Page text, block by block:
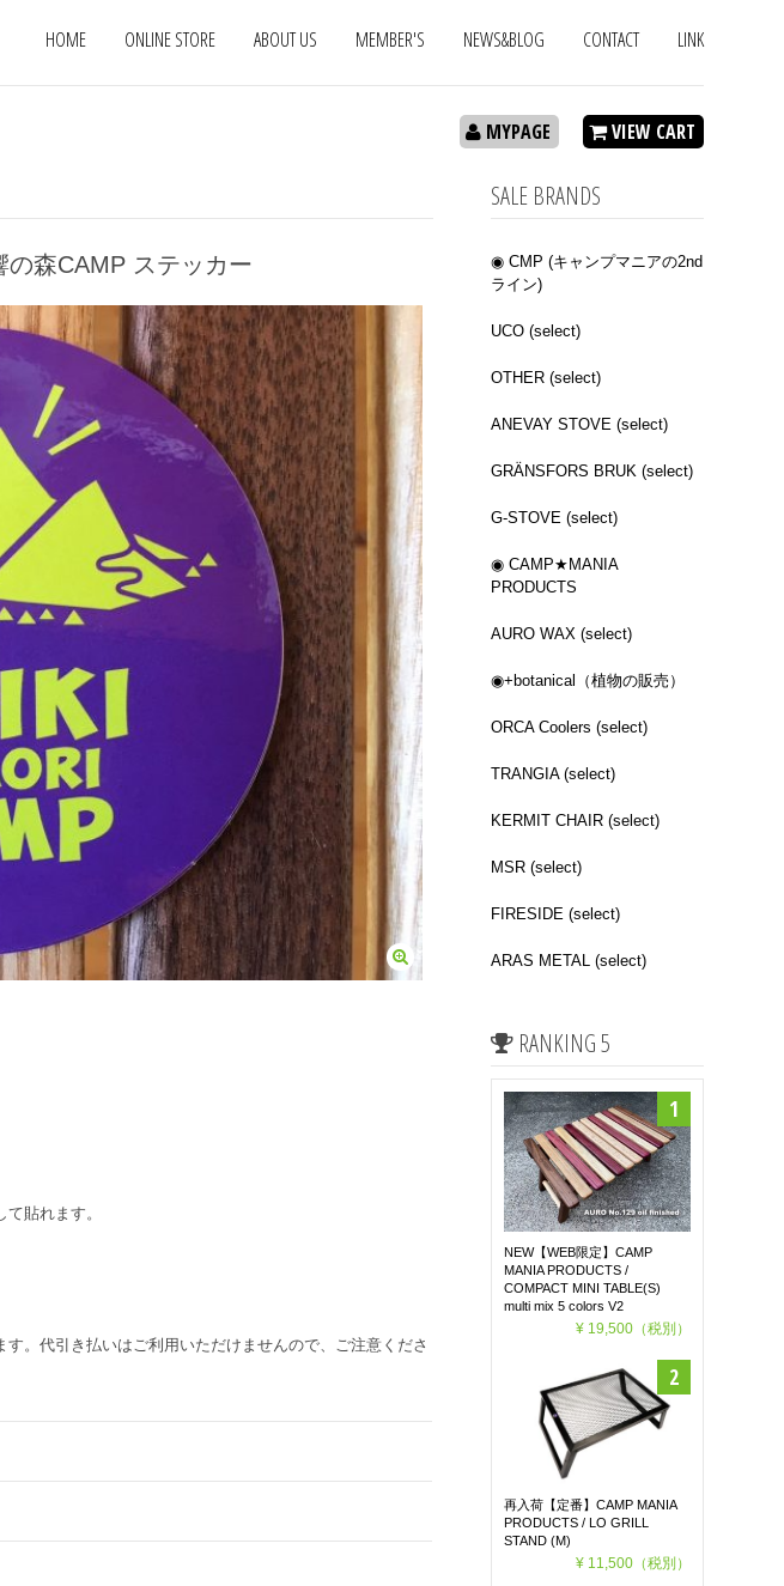
HOME ONLINE STORE ABOUT US MEMBER'S NEWS&BLOG CONTACT LINK
VIEW CART
MYPAGE
の森CAMP ステッカー
貼れます。
。代引き払いはご利用いただけませんので、ご注意くださ
SALE BRANDS
◉ CMP (キャンプマニアの2nd
ライン)
UCO (select)
OTHER (select)
ANEVAY STOVE (select)
GRÄNSFORS BRUK (select)
G-STOVE (select)
◉ CAMP★MANIA
PRODUCTS
AURO WAX (select)
◉+botanical（植物の販売）
ORCA Coolers (select)
TRANGIA (select)
KERMIT CHAIR (select)
MSR (select)
FIRESIDE (select)
ARAS METAL (select)
RANKING 5
NEW【WEB限定】CAMP
MANIA PRODUCTS /
COMPACT MINI TABLE(S)
multi mix 5 colors V2
¥ 19,500（税別）
再入荷【定番】CAMP MANIA
PRODUCTS / LO GRILL
STAND (M)
¥ 11,500（税別）